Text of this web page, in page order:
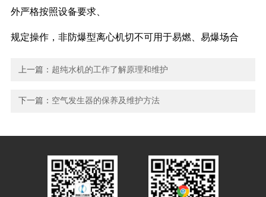
外严格按照设备要求、
规定操作，非防爆型离心机切不可用于易燃、易爆场合
上一篇： 超纯水机的工作了解原理和维护
下一篇： 空气发生器的保养及维护方法